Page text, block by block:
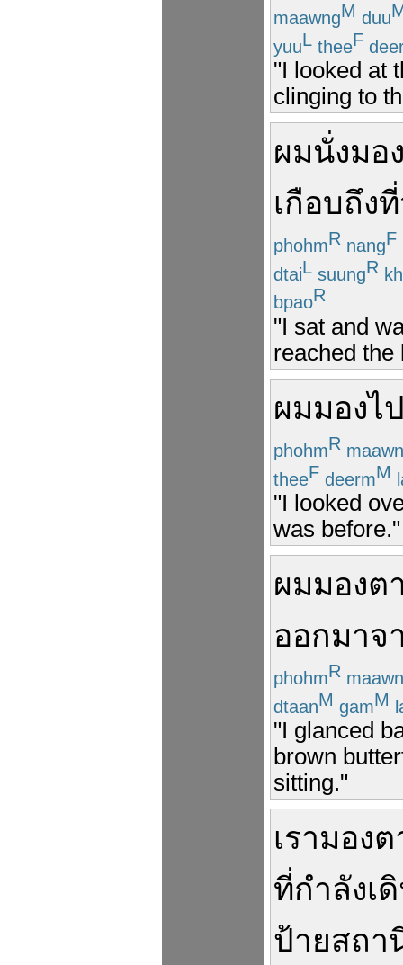
maawngM duu
yuuL theeF
"I looked at
clinging to
ผมนั่งมอ
เกือบถึง
phohmR nangF
dtaiL suungR
bpaoR
"I sat and
reached the
ผมมองไ
phohmR
theeF deermM
"I looked
was before."
ผมมองต
ออกมาจ
phohmR
dtaanM gamM
"I glanced
brown
sitting."
เรามอง
ที่กำลังเ
ป้ายสถา